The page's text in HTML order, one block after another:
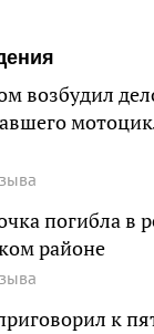
возбудил
погибла в
районе
к